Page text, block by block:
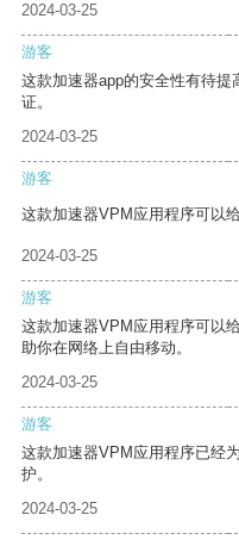
2024-03-25
游客
这款加速器app的安全性有待
证。
2024-03-25
游客
这款加速器VPM应用程序可以
2024-03-25
游客
这款加速器VPM应用程序可以
助你在网络上自由移动。
2024-03-25
游客
这款加速器VPM应用程序已经
护。
2024-03-25